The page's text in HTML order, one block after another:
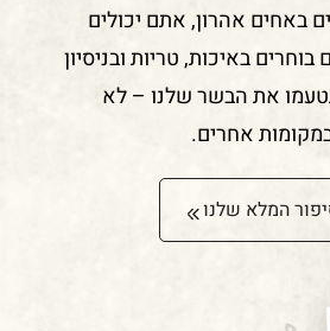
באחים אהרון, אתם יכולים
באיכות, טריות ובניסיון
את הבשר שלנו – לא
אחרים.
המלא שלנו